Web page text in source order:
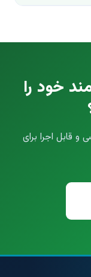
خود را
قابل اجرا برای